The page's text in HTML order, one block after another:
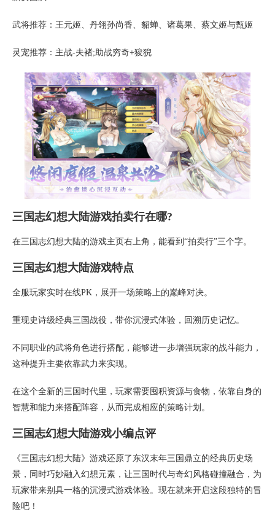
武将推荐：王元姬、丹翎孙尚香、貂蝉、诸葛果、蔡文姬与甄姬
灵宠推荐：主战-夫褚;助战穷奇+狻猊
三国志幻想大陆游戏拍卖行在哪?
在三国志幻想大陆的游戏主页右上角，能看到“拍卖行”三个字。
三国志幻想大陆游戏特点
全服玩家实时在线PK，展开一场策略上的巅峰对决。
重现史诗级经典三国战役，带你沉浸式体验，回溯历史记忆。
不同职业的武将角色进行搭配，能够进一步增强玩家的战斗能力，
这种提升主要依靠武力来实现。
在这个全新的三国时代里，玩家需要囤积资源与食物，依靠自身的
智慧和能力来搭配阵容，从而完成相应的策略计划。
三国志幻想大陆游戏小编点评
《三国志幻想大陆》游戏还原了东汉末年三国鼎立的经典历史场
景，同时巧妙融入幻想元素，让三国时代与奇幻风格碰撞融合，为
玩家带来别具一格的沉浸式游戏体验。现在就来开启这段独特的冒
险吧！